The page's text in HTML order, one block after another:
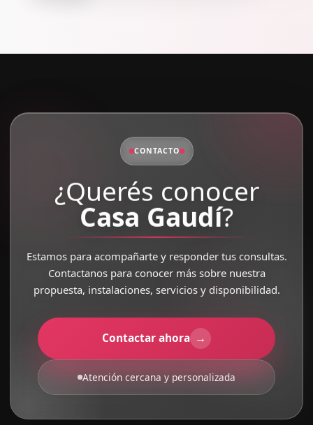
CONTACTO
¿Querés conocer
Casa Gaudí?
Estamos para acompañarte y responder tus consultas.
Contactanos para conocer más sobre nuestra
propuesta, instalaciones, servicios y disponibilidad.
Contactar ahora →
Atención cercana y personalizada